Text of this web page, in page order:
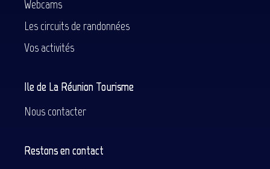
Webcams
Les circuits de randonnées
Vos activités
Ile de La Réunion Tourisme
Nous contacter
Restons en contact